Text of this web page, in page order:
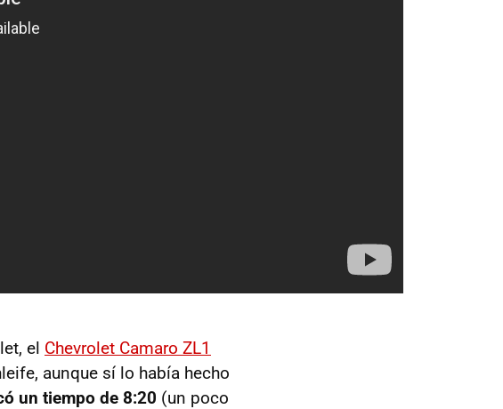
el Chevrolet Camaro ZL1
aunque sí lo había hecho
un tiempo de 8:20 (un poco